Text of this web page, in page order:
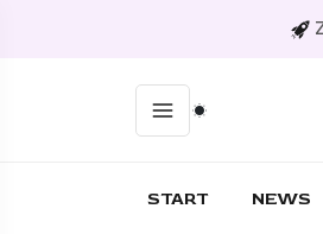
START NEWS